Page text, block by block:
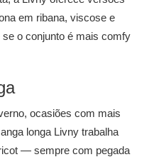
em ribana, viscose e
o conjunto é mais comfy
ocasiões com mais
longa Livny trabalha
— sempre com pegada